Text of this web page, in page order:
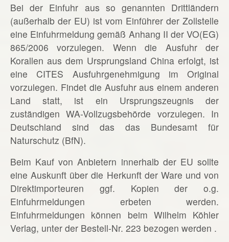
Bei der Einfuhr aus so genannten Drittländern
(außerhalb der EU) ist vom Einführer der Zollstelle
eine Einfuhrmeldung gemäß Anhang II der VO(EG)
865/2006 vorzulegen. Wenn die Ausfuhr der
Korallen aus dem Ursprungsland China erfolgt, ist
eine CITES Ausfuhrgenehmigung im Original
vorzulegen. Findet die Ausfuhr aus einem anderen
Land statt, ist ein Ursprungszeugnis der
zuständigen WA-Vollzugsbehörde vorzulegen. In
Deutschland sind das das Bundesamt für
Naturschutz (BfN).
Beim Kauf von Anbietern innerhalb der EU sollte
eine Auskunft über die Herkunft der Ware und von
Direktimporteuren ggf. Kopien der o.g.
Einfuhrmeldungen erbeten werden.
Einfuhrmeldungen können beim Wilhelm Köhler
Verlag, unter der Bestell-Nr. 223 bezogen werden .